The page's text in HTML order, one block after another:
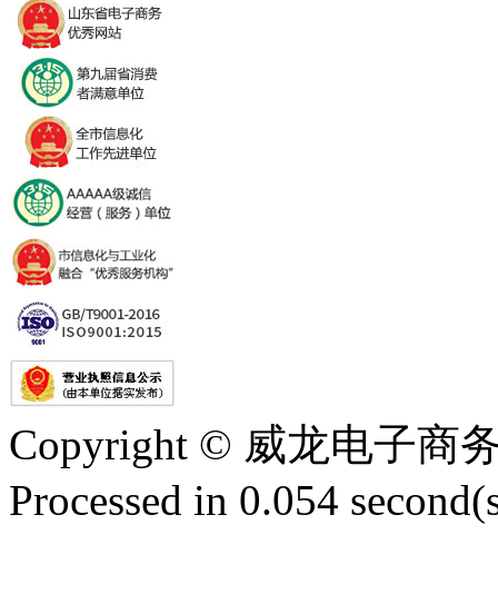
Copyright © 威龙电子商
Processed in 0.054